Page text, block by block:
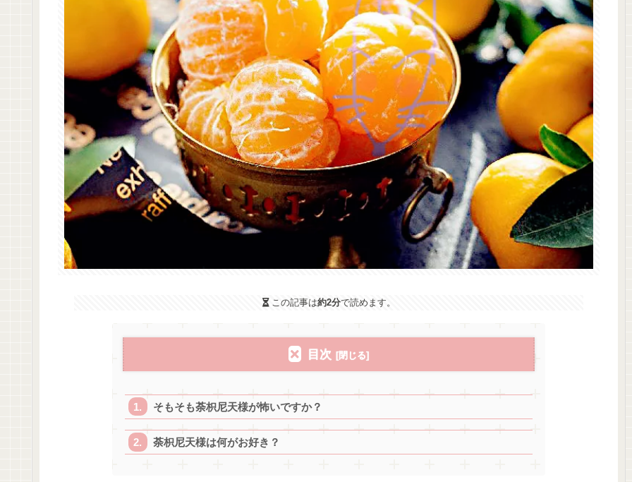
この記事は約2分で読めます。
目次
そもそも荼枳尼天様が怖いですか？
荼枳尼天様は何がお好き？